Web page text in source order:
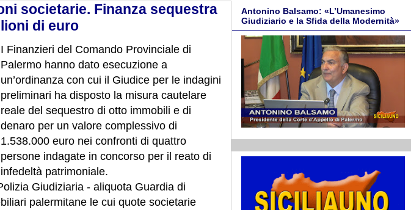
societarie. Finanza sequestra
di euro
I Finanzieri del Comando Provinciale di
Palermo hanno dato esecuzione a
un’ordinanza con cui il Giudice per le indagini
preliminari ha disposto la misura cautelare
reale del sequestro di otto immobili e di
denaro per un valore complessivo di
1.538.000 euro nei confronti di quattro
persone indagate in concorso per il reato di
infedeltà patrimoniale.
Giudiziaria - aliquota Guardia di
palermitane le cui quote societarie
Antonino Balsamo: «L’Umanesimo
Giudiziario e la Sfida della Modernità»